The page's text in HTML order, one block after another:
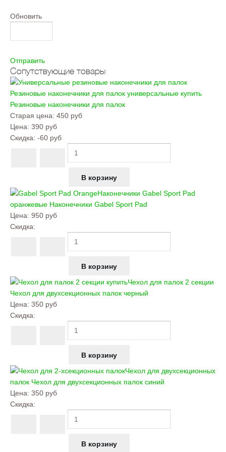
Обновить
Отправить
Сопутствующие товары
Резиновые наконечники для палок универсальные купить
Резиновые наконечники для палок
Старая цена: 450 руб
Цена: 390 руб
Скидка: -60 руб
Наконечники Gabel Sport Pad
оранжевые Наконечники Gabel Sport Pad
Цена: 950 руб
Скидка:
Чехол для палок 2 секции
Чехол для двухсекционных палок черный
Цена: 350 руб
Скидка:
Чехол для двухсекционных
палок Чехол для двухсекционных палок синий
Цена: 350 руб
Скидка: